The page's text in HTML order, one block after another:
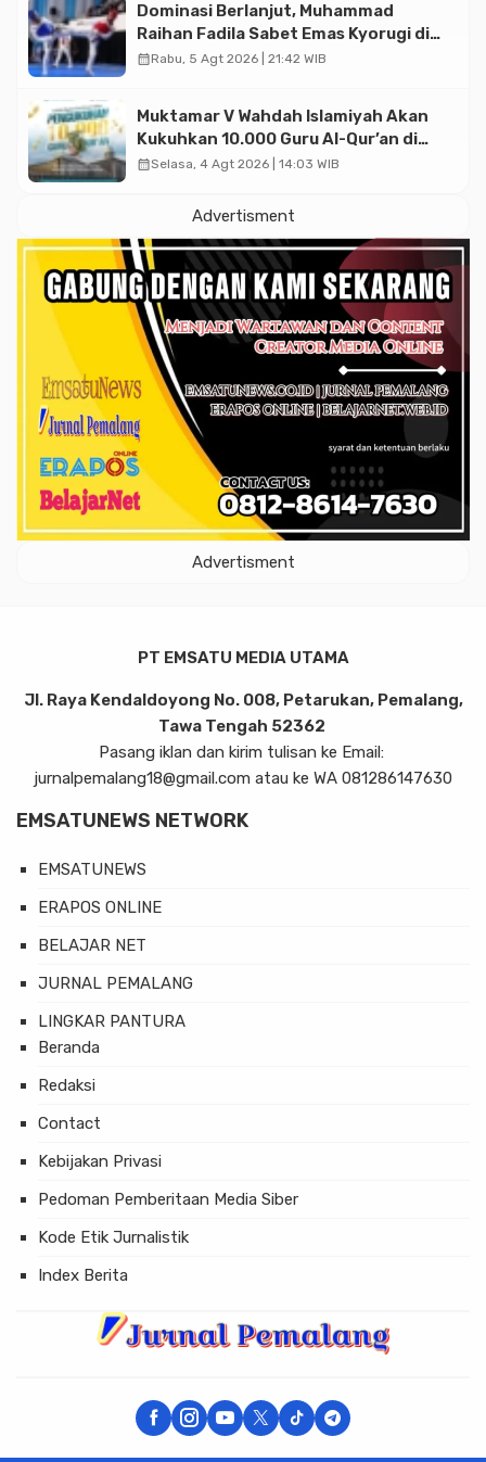
Dominasi Berlanjut, Muhammad
Raihan Fadila Sabet Emas Kyorugi di
Asian Taekwondo Indonesia Open
calendar_monthRabu, 5 Agt 2026 | 21:42 WIB
Muktamar V Wahdah Islamiyah Akan
Kukuhkan 10.000 Guru Al-Qur’an di
Masjid Istiqlal
calendar_monthSelasa, 4 Agt 2026 | 14:03 WIB
Advertisment
Advertisment
PT EMSATU MEDIA UTAMA
Jl. Raya Kendaldoyong No. 008, Petarukan, Pemalang,
Tawa Tengah 52362
Pasang iklan dan kirim tulisan ke Email:
jurnalpemalang18@gmail.com atau ke WA 081286147630
EMSATUNEWS NETWORK
EMSATUNEWS
ERAPOS ONLINE
BELAJAR NET
JURNAL PEMALANG
LINGKAR PANTURA
Beranda
Redaksi
Contact
Kebijakan Privasi
Pedoman Pemberitaan Media Siber
Kode Etik Jurnalistik
Index Berita